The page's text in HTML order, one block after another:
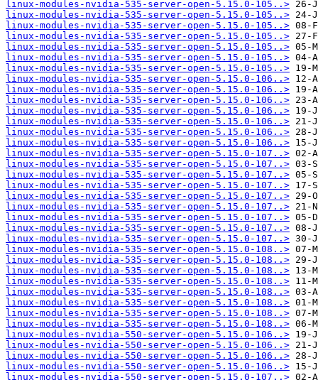
linux-modules-nvidia-535-server-open-5.15.0-105..>
linux-modules-nvidia-535-server-open-5.15.0-105..>
linux-modules-nvidia-535-server-open-5.15.0-105..>
linux-modules-nvidia-535-server-open-5.15.0-105..>
linux-modules-nvidia-535-server-open-5.15.0-105..>
linux-modules-nvidia-535-server-open-5.15.0-105..>
linux-modules-nvidia-535-server-open-5.15.0-105..>
linux-modules-nvidia-535-server-open-5.15.0-106..>
linux-modules-nvidia-535-server-open-5.15.0-106..>
linux-modules-nvidia-535-server-open-5.15.0-106..>
linux-modules-nvidia-535-server-open-5.15.0-106..>
linux-modules-nvidia-535-server-open-5.15.0-106..>
linux-modules-nvidia-535-server-open-5.15.0-106..>
linux-modules-nvidia-535-server-open-5.15.0-106..>
linux-modules-nvidia-535-server-open-5.15.0-107..>
linux-modules-nvidia-535-server-open-5.15.0-107..>
linux-modules-nvidia-535-server-open-5.15.0-107..>
linux-modules-nvidia-535-server-open-5.15.0-107..>
linux-modules-nvidia-535-server-open-5.15.0-107..>
linux-modules-nvidia-535-server-open-5.15.0-107..>
linux-modules-nvidia-535-server-open-5.15.0-107..>
linux-modules-nvidia-535-server-open-5.15.0-107..>
linux-modules-nvidia-535-server-open-5.15.0-107..>
linux-modules-nvidia-535-server-open-5.15.0-108..>
linux-modules-nvidia-535-server-open-5.15.0-108..>
linux-modules-nvidia-535-server-open-5.15.0-108..>
linux-modules-nvidia-535-server-open-5.15.0-108..>
linux-modules-nvidia-535-server-open-5.15.0-108..>
linux-modules-nvidia-535-server-open-5.15.0-108..>
linux-modules-nvidia-535-server-open-5.15.0-108..>
linux-modules-nvidia-535-server-open-5.15.0-108..>
linux-modules-nvidia-550-server-open-5.15.0-106..>
linux-modules-nvidia-550-server-open-5.15.0-106..>
linux-modules-nvidia-550-server-open-5.15.0-106..>
linux-modules-nvidia-550-server-open-5.15.0-106..>
linux-modules-nvidia-550-server-open-5.15.0-107..>